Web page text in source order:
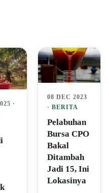
·
08 DEC 2023
· BERITA
Pelabuhan
Bursa CPO
Bakal
Ditambah
Jadi 15, Ini
Lokasinya